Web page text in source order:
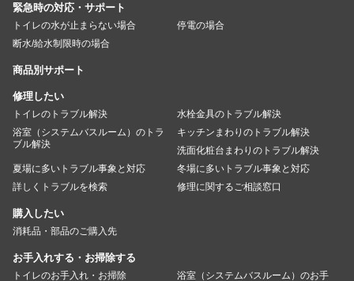
緊急時の対応・サポート
トイレの水が止まらない場合
停電の場合
断水/給水制限時の場合
商品別サポート
修理したい
トイレのトラブル解決
水栓金具のトラブル解決
浴室（システムバスルーム）のトラ
ブル解決
キッチンまわりのトラブル解決
洗面化粧台まわりのトラブル解決
夏場に多いトラブル事象と対応
冬場に多いトラブル事象と対応
詳しくトラブルを検索
修理に関するご相談窓口
購入したい
消耗品・部品のご購入先
お手入れする・お掃除する
トイレのお手入れ・お掃除
浴室（システムバスルーム）のお手